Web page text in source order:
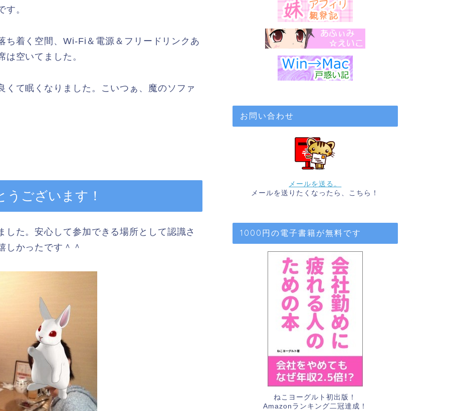
。
ち着く空間、Wi-Fi＆電源＆フリードリンクあ
空いてました。
て眠くなりました。こいつぁ、魔のソファ
ございます！
た。安心して参加できる場所として認識さ
かったです＾＾
お問い合わせ
メールを送る。
メールを送りたくなったら、こちら！
1000円の電子書籍が無料です
ねこヨーグルト初出版！
Amazonランキング二冠達成！